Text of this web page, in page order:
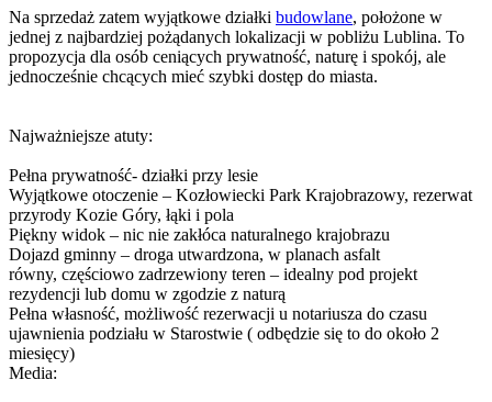
Na sprzedaż zatem wyjątkowe działki budowlane, położone w
jednej z najbardziej pożądanych lokalizacji w pobliżu Lublina. To
propozycja dla osób ceniących prywatność, naturę i spokój, ale
jednocześnie chcących mieć szybki dostęp do miasta.
Najważniejsze atuty:
Pełna prywatność- działki przy lesie
Wyjątkowe otoczenie – Kozłowiecki Park Krajobrazowy, rezerwat
przyrody Kozie Góry, łąki i pola
Piękny widok – nic nie zakłóca naturalnego krajobrazu
Dojazd gminny – droga utwardzona, w planach asfalt
równy, częściowo zadrzewiony teren – idealny pod projekt
rezydencji lub domu w zgodzie z naturą
Pełna własność, możliwość rezerwacji u notariusza do czasu
ujawnienia podziału w Starostwie ( odbędzie się to do około 2
miesięcy)
Media: